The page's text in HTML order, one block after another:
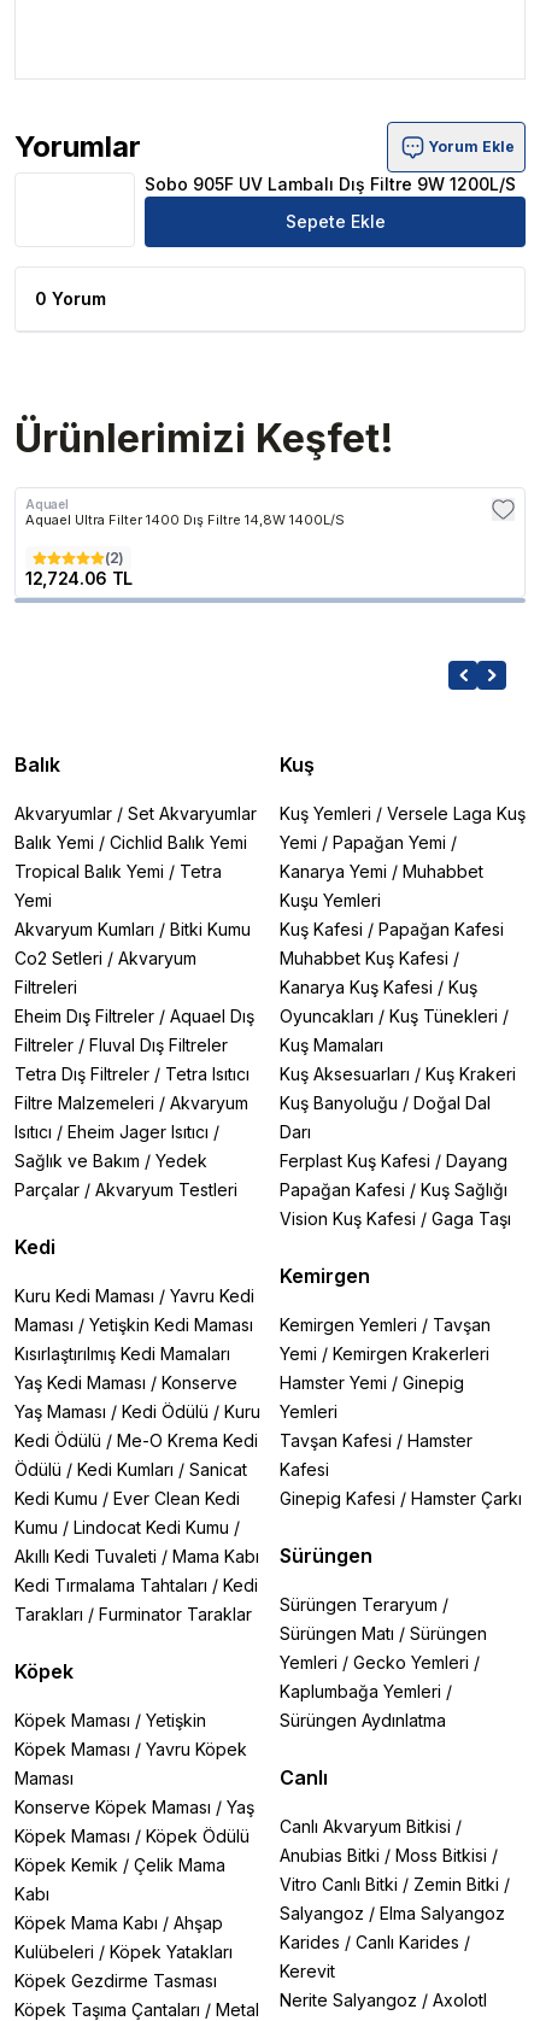
Yorumlar
Sobo 905F UV Lambalı Dış Filtre 9W 1200L/S Ürün
Yorum Ekle
Sobo 905F UV Lambalı Dış Filtre 9W 1200L/S
Sepete Ekle
0 Yorum
Ürünlerimizi Keşfet!
Aquael
Aquael Ultra Filter 1400 Dış Filtre 14,8W 1400L/S
(2)
12,724.06 TL
Balık
Akvaryumlar / Set Akvaryumlar
Balık Yemi / Cichlid Balık Yemi
Tropical Balık Yemi / Tetra
Yemi
Akvaryum Kumları / Bitki Kumu
Co2 Setleri / Akvaryum
Filtreleri
Eheim Dış Filtreler / Aquael Dış
Filtreler / Fluval Dış Filtreler
Tetra Dış Filtreler / Tetra Isıtıcı
Filtre Malzemeleri / Akvaryum
Isıtıcı / Eheim Jager Isıtıcı /
Sağlık ve Bakım / Yedek
Parçalar / Akvaryum Testleri
Kedi
Kuru Kedi Maması / Yavru Kedi
Maması / Yetişkin Kedi Maması
Kısırlaştırılmış Kedi Mamaları
Yaş Kedi Maması / Konserve
Yaş Maması / Kedi Ödülü / Kuru
Kedi Ödülü / Me-O Krema Kedi
Ödülü / Kedi Kumları / Sanicat
Kedi Kumu / Ever Clean Kedi
Kumu / Lindocat Kedi Kumu /
Akıllı Kedi Tuvaleti / Mama Kabı
Kedi Tırmalama Tahtaları / Kedi
Tarakları / Furminator Taraklar
Köpek
Köpek Maması / Yetişkin
Köpek Maması / Yavru Köpek
Maması
Konserve Köpek Maması / Yaş
Köpek Maması / Köpek Ödülü
Köpek Kemik / Çelik Mama
Kabı
Köpek Mama Kabı / Ahşap
Kulübeleri / Köpek Yatakları
Köpek Gezdirme Tasması
Köpek Taşıma Çantaları / Metal
Kuş
Kuş Yemleri / Versele Laga Kuş
Yemi / Papağan Yemi /
Kanarya Yemi / Muhabbet
Kuşu Yemleri
Kuş Kafesi / Papağan Kafesi
Muhabbet Kuş Kafesi /
Kanarya Kuş Kafesi / Kuş
Oyuncakları / Kuş Tünekleri /
Kuş Mamaları
Kuş Aksesuarları / Kuş Krakeri
Kuş Banyoluğu / Doğal Dal
Darı
Ferplast Kuş Kafesi / Dayang
Papağan Kafesi / Kuş Sağlığı
Vision Kuş Kafesi / Gaga Taşı
Kemirgen
Kemirgen Yemleri / Tavşan
Yemi / Kemirgen Krakerleri
Hamster Yemi / Ginepig
Yemleri
Tavşan Kafesi / Hamster
Kafesi
Ginepig Kafesi / Hamster Çarkı
Sürüngen
Sürüngen Teraryum /
Sürüngen Matı / Sürüngen
Yemleri / Gecko Yemleri /
Kaplumbağa Yemleri /
Sürüngen Aydınlatma
Canlı
Canlı Akvaryum Bitkisi /
Anubias Bitki / Moss Bitkisi /
Vitro Canlı Bitki / Zemin Bitki /
Salyangoz / Elma Salyangoz
Karides / Canlı Karides /
Kerevit
Nerite Salyangoz / Axolotl